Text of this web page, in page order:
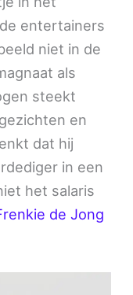
entertainers
niet in de
als
steekt
en
dat hij
in een
het salaris
de Jong